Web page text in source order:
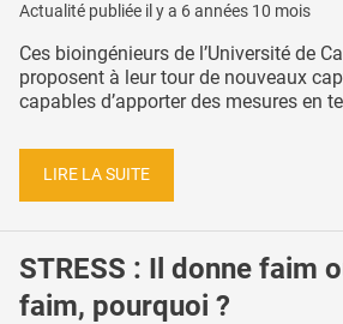
Actualité publiée il y a 6 années 10 mois
Ces bioingénieurs de l’Université de
proposent à leur tour de nouveaux
capables d’apporter des mesures en
LIRE LA SUITE
STRESS : Il donne faim
faim, pourquoi ?